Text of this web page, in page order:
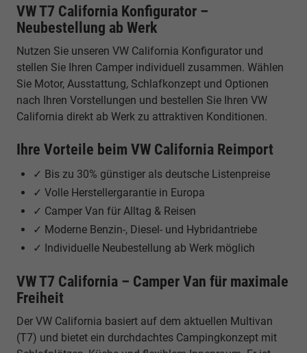
VW T7 California Konfigurator –
Neubestellung ab Werk
Nutzen Sie unseren VW California Konfigurator und
stellen Sie Ihren Camper individuell zusammen. Wählen
Sie Motor, Ausstattung, Schlafkonzept und Optionen
nach Ihren Vorstellungen und bestellen Sie Ihren VW
California direkt ab Werk zu attraktiven Konditionen.
Ihre Vorteile beim VW California Reimport
✓ Bis zu 30% günstiger als deutsche Listenpreise
✓ Volle Herstellergarantie in Europa
✓ Camper Van für Alltag & Reisen
✓ Moderne Benzin-, Diesel- und Hybridantriebe
✓ Individuelle Neubestellung ab Werk möglich
VW T7 California – Camper Van für maximale
Freiheit
Der VW California basiert auf dem aktuellen Multivan
(T7) und bietet ein durchdachtes Campingkonzept mit